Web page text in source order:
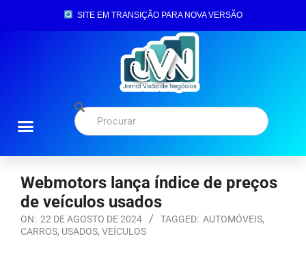
SITE EM TRANSIÇÃO PARA NOVA VERSÃO
Webmotors lança índice de preços
de veículos usados
ON: 22 DE AGOSTO DE 2024 TAGGED: AUTOMÓVEIS,
CARROS, USADOS, VEÍCULOS